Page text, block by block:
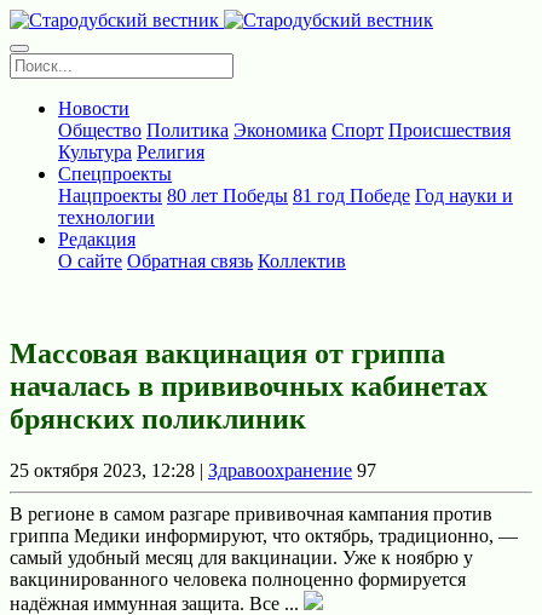
Новости
Общество Политика Экономика Спорт Происшествия
Культура Религия
Спецпроекты
Нацпроекты 80 лет Победы 81 год Победе Год науки и
технологии
Редакция
О сайте Обратная связь Коллектив
Массовая вакцинация от гриппа
началась в прививочных кабинетах
брянских поликлиник
25 октября 2023, 12:28 | Здравоохранение 97
В регионе в самом разгаре прививочная кампания против
гриппа Медики информируют, что октябрь, традиционно, —
самый удобный месяц для вакцинации. Уже к ноябрю у
вакцинированного человека полноценно формируется
надёжная иммунная защита. Все ...